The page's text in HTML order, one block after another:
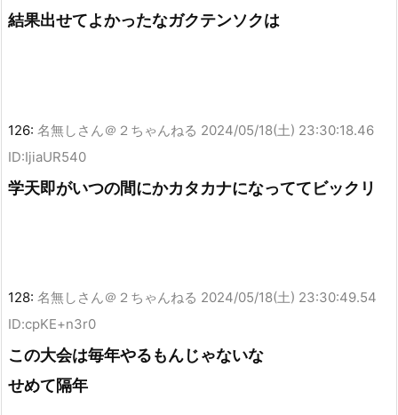
結果出せてよかったなガクテンソクは
126: 名無しさん＠２ちゃんねる 2024/05/18(土) 23:30:18.46
ID:IjiaUR540
学天即がいつの間にかカタカナになっててビックリ
128: 名無しさん＠２ちゃんねる 2024/05/18(土) 23:30:49.54
ID:cpKE+n3r0
この大会は毎年やるもんじゃないな
せめて隔年